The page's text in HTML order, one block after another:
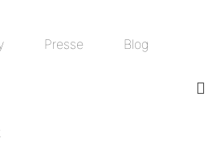
Presse Blog